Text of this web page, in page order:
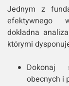
Jednym z
efektywnego
dokładna
którymi
Dokonaj
obecnych i